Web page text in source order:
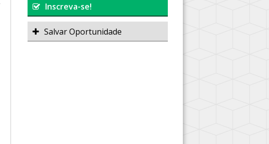
Inscreva-se!
Salvar Oportunidade